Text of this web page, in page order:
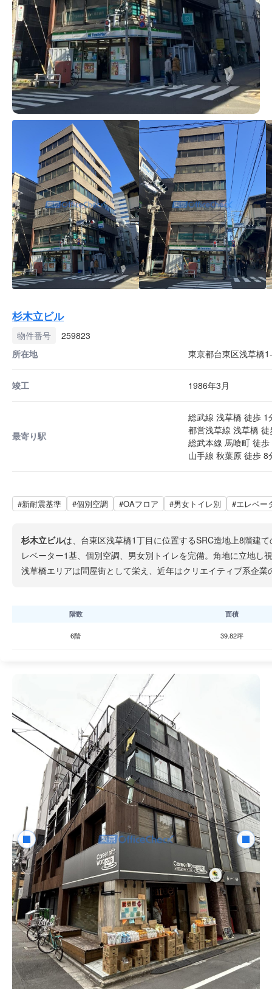
杉木立ビル
物件番号
259823
所在地
東京都台東区浅草橋
竣工 1986年3月
最寄り駅
総武線 浅草橋 徒歩 1
都営浅草線 浅草橋
総武本線 馬喰町 徒歩
山手線 秋葉原 徒歩 8
#新耐震基準 #個別空調 #OAフロア #男女トイレ別 #エレベー
杉木立ビルは、台東区浅草橋1丁目に位置するSRC造地上8階建
レベーター1基、個別空調、男女別トイレを完備。角地に立地し
浅草橋エリアは問屋街として栄え、近年はクリエイティブ系企業
階数 面積
6階 39.82坪